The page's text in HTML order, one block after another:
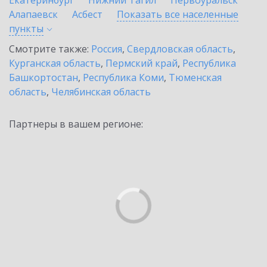
Алапаевск
Асбест
Показать все населенные
пункты
Смотрите также: Россия, Свердловская область,
Курганская область, Пермский край, Республика
Башкортостан, Республика Коми, Тюменская
область, Челябинская область
Партнеры в вашем регионе: